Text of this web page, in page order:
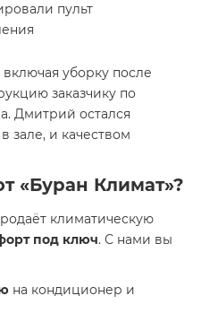
пульт
включая уборку после
заказчику по
Дмитрий остался
зале, и качеством
«Буран Климат»?
климатическую
под ключ. С нами вы
на кондиционер и